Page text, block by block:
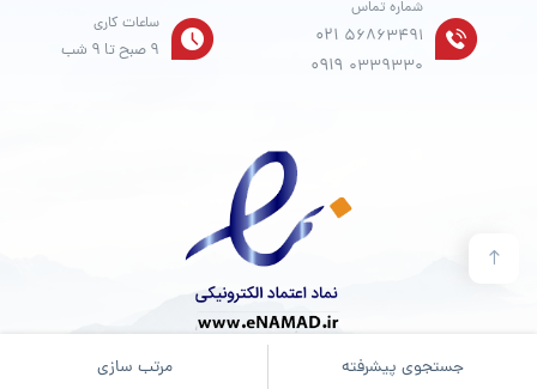
جستجوی پیشرفته مرتب سازی
شماره تماس
021 56863491
0919 0339330
ساعات کاری
9 صبح تا 9 شب
© تمامی حقوق مادی و معنوی برای فروشگاه آدین موکتمحفوظ است.